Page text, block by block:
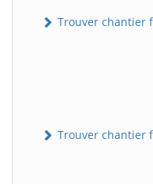
Trouver chantier
Trouver chantier